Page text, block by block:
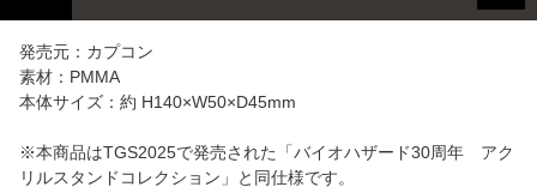
発売元：カプコン
素材：PMMA
本体サイズ：約 H140×W50×D45mm
※本商品はTGS2025で発売された「バイオハザード30周年 アク
リルスタンドコレクション」と同仕様です。